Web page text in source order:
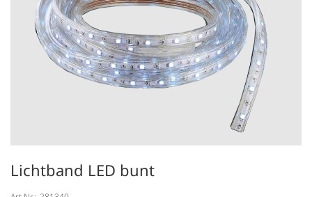
Lichtband LED bunt